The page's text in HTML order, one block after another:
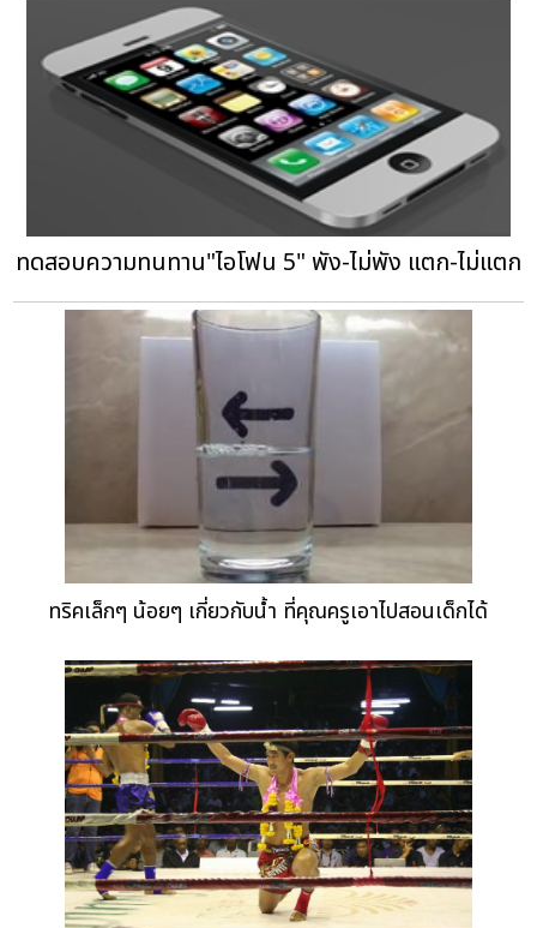
ทดสอบความทนทาน"ไอโฟน 5" พัง-ไม่พัง แตก-ไม่แตก
ทริคเล็กๆ น้อยๆ เกี่ยวกับน้ำ ที่คุณครูเอาไปสอนเด็กได้